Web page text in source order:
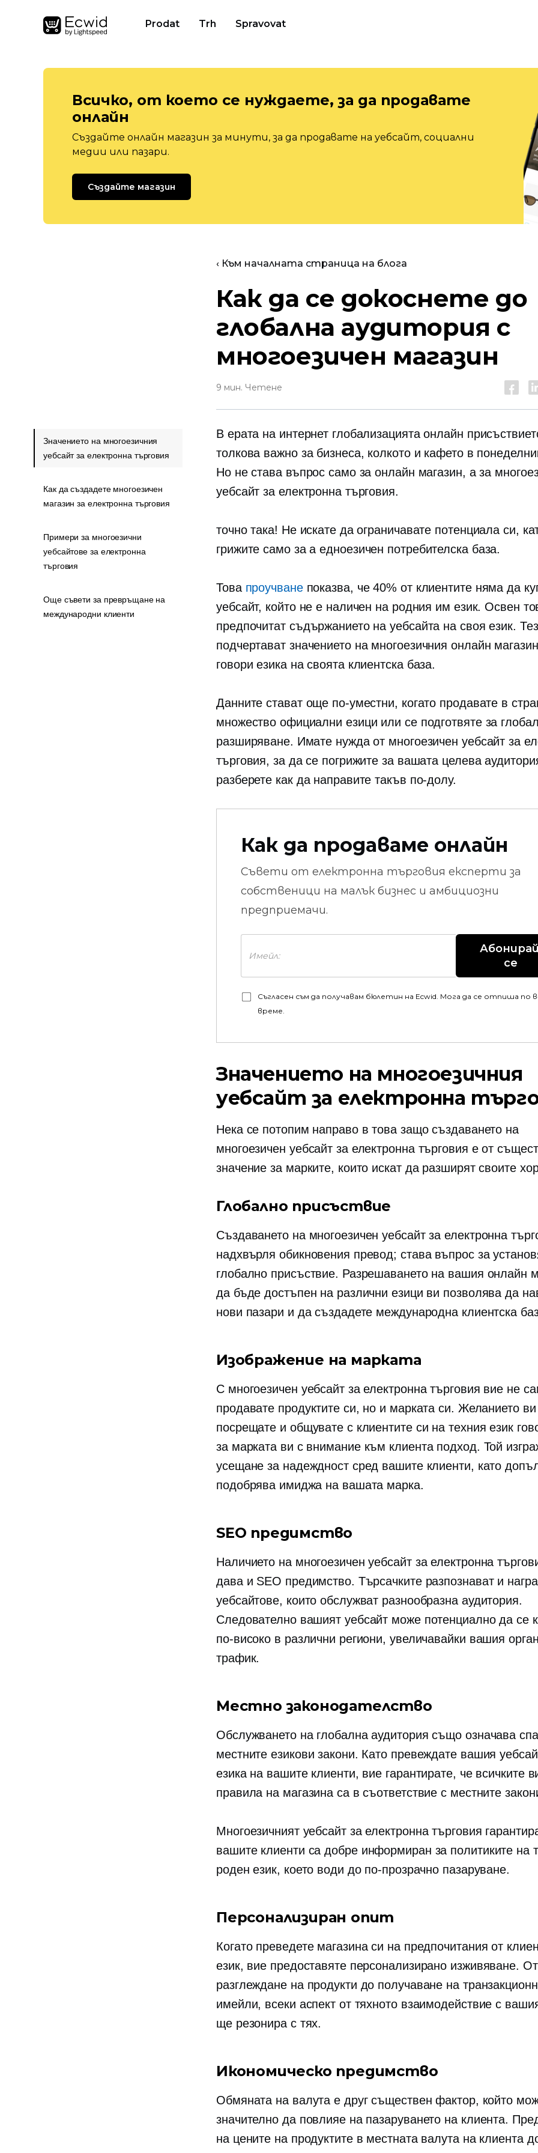
Prodat Trh Spravovat
Всичко, от което се нуждаете, за да продавате
онлайн
Създайте онлайн магазин за минути, за да продавате на уебсайт, социални
медии или пазари.
Създайте магазин
‹ Към началната страница на блога
Как да се докоснете до
глобална аудитория с
многоезичен магазин
9 мин. Четене
В ерата на интернет глобализацията онлайн
толкова важно за бизнеса, колкото и кафето в
Но не става въпрос само за онлайн магазин, а за
уебсайт за електронна търговия.
точно така! Не искате да ограничавате потенциала си,
грижите само за aедноезичен потребителска база.
Това проучванепоказва, че 40% от клиентите няма да
уебсайт, който не е наличен на родния им език. Освен
предпочитат съдържанието на уебсайта на своя език.
подчертават значението на многоезичния онлайн
говори езика на своята клиентска база.
Данните стават още по-уместни, когато продавате в
множество официални езици или се подготвяте за
разширяване. Имате нужда от многоезичен уебсайт за
търговия, за да се погрижите за вашата целева
разберете как да направите такъв по-долу.
Как да продаваме онлайн
Съвети от електронна търговия експерти за
собственици на малък бизнес и амбициозни
предприемачи.
Абонирай
се
Съгласен съм да получавам бюлетин на Ecwid. Мога да се отпиша по
време.
Значението на многоезичния
уебсайт за електронна
Нека се потопим направо в това защо създаването на
многоезичен уебсайт за електронна търговия е от
значение за марките, които искат да разширят своите
Глобално присъствие
Създаването на многоезичен уебсайт за електронна
надхвърля обикновения превод; става въпрос за
глобално присъствие. Разрешаването на вашия онлайн
да бъде достъпен на различни езици ви позволява да
нови пазари и да създадете международна клиентска
Изображение на марката
С многоезичен уебсайт за електронна търговия вие не
продавате продуктите си, но и марката си. Желанието
посрещате и общувате с клиентите си на техния език
за марката ви с внимание към клиентаподход. Той
усещане за надеждност сред вашите клиенти, като
подобрява имиджа на вашата марка.
SEO предимство
Наличието на многоезичен уебсайт за електронна
дава и SEO предимство. Търсачките разпознават и
уебсайтове, които обслужват разнообразна аудитория.
Следователно вашият уебсайт може потенциално да се
по-високо в различни региони, увеличавайки вашия
трафик.
Местно законодателство
Обслужването на глобална аудитория също означава
местните езикови закони. Като превеждате вашия
езика на вашите клиенти, вие гарантирате, че всичките
правила на магазина са в съответствие с местните
Многоезичният уебсайт за електронна търговия
вашите клиенти садобре информиран за политиките на
роден език, което води до по-прозрачно пазаруване.
Персонализиран опит
Когато преведете магазина си на предпочитания от
език, вие предоставяте персонализирано изживяване. От
разглеждане на продукти до получаване на
имейли, всеки аспект от тяхното взаимодействие с
ще резонира с тях.
Икономическо предимство
Обмяната на валута е друг съществен фактор, който
значително да повлияе на пазаруването на клиента.
на цените на продуктите в местната валута на клиента
Значението на многоезичния
уебсайт за електронна търговия
Как да създадете многоезичен
магазин за електронна търговия
Примери за многоезични
уебсайтове за електронна
търговия
Още съвети за превръщане на
международни клиенти